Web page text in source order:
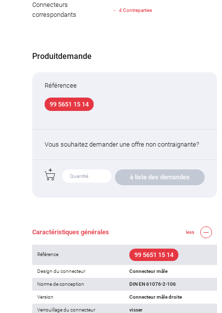
Connecteurs
correspondants
4 Contreparties
Produitdemande
Référencee
99 5651 15 14
Vous souhaitez demander une offre non contraignante?
à liste des demandes
Caractéristiques générales less
Référence 99 5651 15 14
Design du connecteur Connecteur mâle
Norme de conception DIN EN 61076-2-106
Version Connecteur mâle droite
Verrouillage du connecteur visser